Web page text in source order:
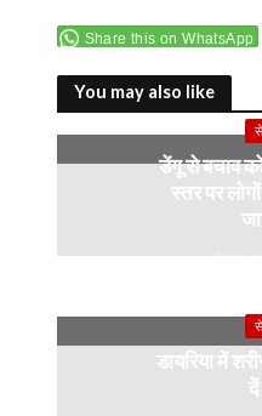
e
b
o
o
itt
er
p
y
Li
n
k
at
Share this on WhatsApp
You may also like
डेंगू से बचाव
स्तर पर
July
डायरिया में